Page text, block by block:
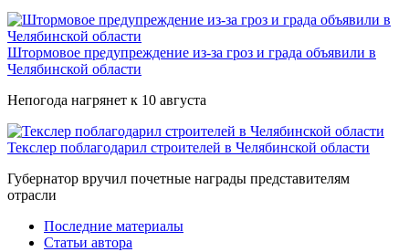
Штормовое предупреждение из-за гроз и града объявили в
Челябинской области
Непогода нагрянет к 10 августа
Текслер поблагодарил строителей в Челябинской области
Губернатор вручил почетные награды представителям
отрасли
Последние материалы
Статьи автора